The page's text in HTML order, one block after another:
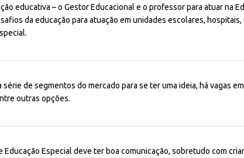
educativa – o Gestor Educacional e o professor para atuar na
da educação para atuação em unidades escolares,
série de segmentos do mercado para se ter uma ideia, há vagas
outras opções.
Especial deve ter boa comunicação, sobretudo com